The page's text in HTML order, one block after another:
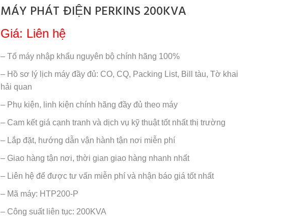
MÁY PHÁT ĐIỆN PERKINS 200KVA
Giá: Liên hệ
– Tổ máy nhập khẩu nguyên bộ chính hãng 100%
– Hồ sơ lý lịch máy đầy đủ: CO, CQ, Packing List, Bill tàu, Tờ khai
hải quan
– Phụ kiện, linh kiện chính hãng đầy đủ theo máy
– Cam kết giá cạnh tranh và dịch vụ kỹ thuật tốt nhất thị trường
– Lắp đặt, hướng dẫn vận hành tận nơi miễn phí
– Giao hàng tận nơi, thời gian giao hàng nhanh nhất
– Liên hệ để được tư vấn miễn phí và nhận báo giá tốt nhất
– Mã máy: HTP200-P
– Công suất liên tục: 200KVA